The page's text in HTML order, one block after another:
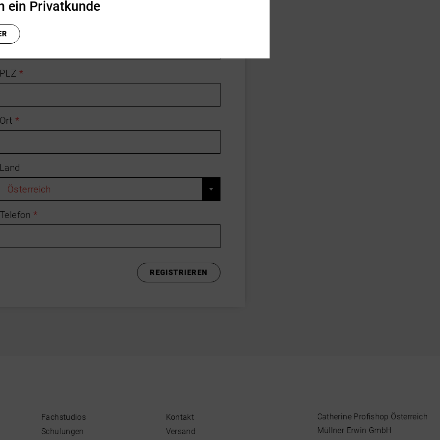
Haus-Nr.
PLZ *
Ort *
Land
Österreich
Telefon*
ein Privatkunde
Catherine Profishop Österreich
Müllner Erwin GmbH
Fachstudios
Schulungen
Kontakt
Versand